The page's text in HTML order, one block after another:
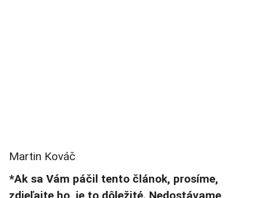
Martin Kováč
*Ak sa Vám páčil tento článok, prosíme,